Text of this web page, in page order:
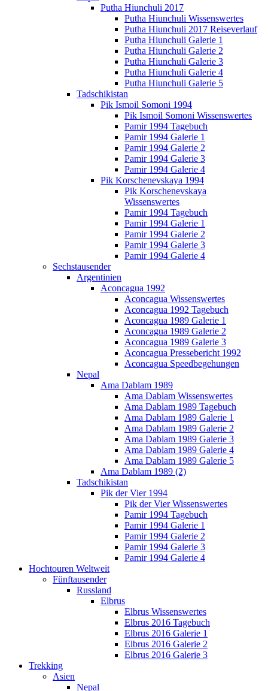
Putha Hiunchuli 2017
Putha Hiunchuli Wissenswertes
Putha Hiunchuli 2017 Reiseverlauf
Putha Hiunchuli Galerie 1
Putha Hiunchuli Galerie 2
Putha Hiunchuli Galerie 3
Putha Hiunchuli Galerie 4
Putha Hiunchuli Galerie 5
Tadschikistan
Pik Ismoil Somoni 1994
Pik Ismoil Somoni Wissenswertes
Pamir 1994 Tagebuch
Pamir 1994 Galerie 1
Pamir 1994 Galerie 2
Pamir 1994 Galerie 3
Pamir 1994 Galerie 4
Pik Korschenevskaya 1994
Pik Korschenevskaya
Wissenswertes
Pamir 1994 Tagebuch
Pamir 1994 Galerie 1
Pamir 1994 Galerie 2
Pamir 1994 Galerie 3
Pamir 1994 Galerie 4
Sechstausender
Argentinien
Aconcagua 1992
Aconcagua Wissenswertes
Aconcagua 1992 Tagebuch
Aconcagua 1989 Galerie 1
Aconcagua 1989 Galerie 2
Aconcagua 1989 Galerie 3
Aconcagua Pressebericht 1992
Aconcagua Speedbegehungen
Nepal
Ama Dablam 1989
Ama Dablam Wissenswertes
Ama Dablam 1989 Tagebuch
Ama Dablam 1989 Galerie 1
Ama Dablam 1989 Galerie 2
Ama Dablam 1989 Galerie 3
Ama Dablam 1989 Galerie 4
Ama Dablam 1989 Galerie 5
Ama Dablam 1989 (2)
Tadschikistan
Pik der Vier 1994
Pik der Vier Wissenswertes
Pamir 1994 Tagebuch
Pamir 1994 Galerie 1
Pamir 1994 Galerie 2
Pamir 1994 Galerie 3
Pamir 1994 Galerie 4
Hochtouren Weltweit
Fünftausender
Russland
Elbrus
Elbrus Wissenswertes
Elbrus 2016 Tagebuch
Elbrus 2016 Galerie 1
Elbrus 2016 Galerie 2
Elbrus 2016 Galerie 3
Trekking
Asien
Nepal